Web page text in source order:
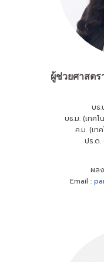
ผู้ช่วยศาสตร
บธ
บธ.ม. (เทค
ค.ม. (เท
ปร.ด.
ผล
Email :